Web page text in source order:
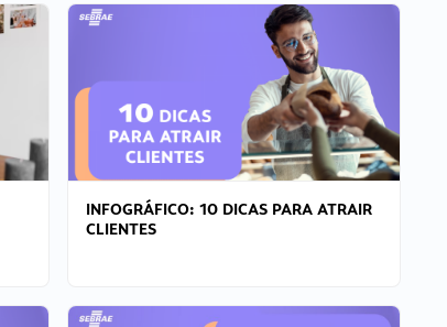
INFOGRÁFICO: 10 DICAS PARA ATRAIR
CLIENTES